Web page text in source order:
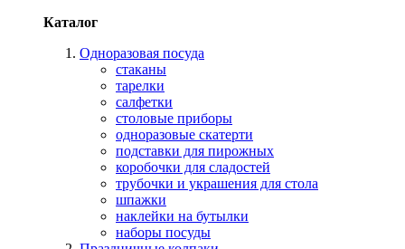
Каталог
Одноразовая посуда
стаканы
тарелки
салфетки
столовые приборы
одноразовые скатерти
подставки для пирожных
коробочки для сладостей
трубочки и украшения для стола
шпажки
наклейки на бутылки
наборы посуды